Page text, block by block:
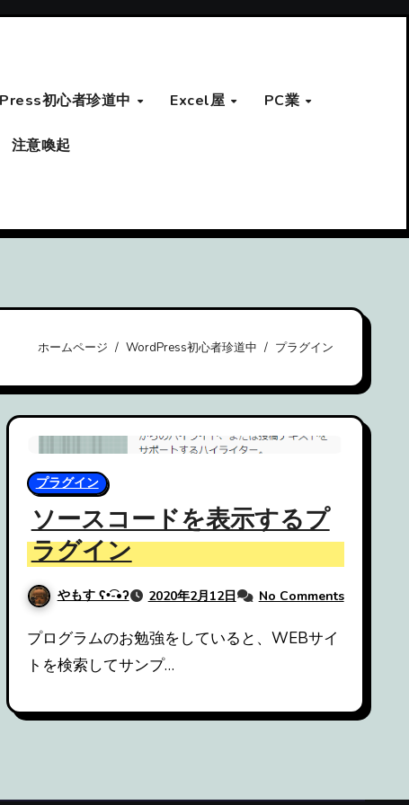
初心者珍道中 Excel屋 PC業
注意喚起
ホームページ WordPress初心者珍道中 プラグイン
プラグイン
ソースコードを表示するプ
ラグイン
やもす ʕ•͡-•ʔ 2020年2月12日 No Comments
プログラムのお勉強をしていると、WEBサイ
トを検索してサンプ…